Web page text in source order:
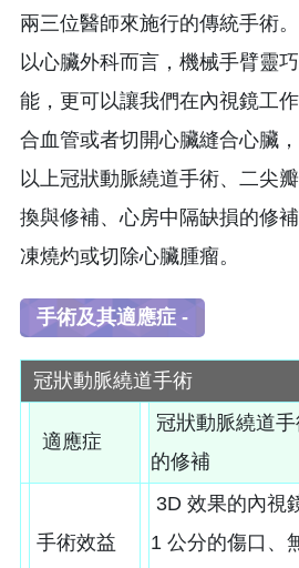
兩三位醫師來施行的傳統手術。
以心臟外科而言，機械手臂靈
能，更可以讓我們在內視鏡工
合血管或者切開心臟縫合心臟
以上冠狀動脈繞道手術、二尖
換與修補、心房中隔缺損的修
凍燒灼或切除心臟腫瘤。
手術及其適應症 -
冠狀動脈繞道手術
適應症
冠狀動脈繞道
的修補
手術效益
3D 效果的內視
1 公分的傷口、